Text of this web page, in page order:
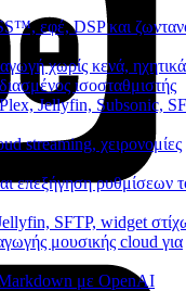
εφέ, DSP και
χωρίς κενά,
ισοσταθμιστής
Jellyfin, Subsonic,
streaming, χειρονομίες
επεξήγηση ρυθμίσεων
SFTP, widget
μουσικής cloud για
με OpenAI